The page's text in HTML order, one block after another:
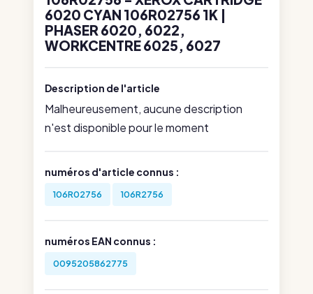
6020 CYAN 106R02756 1K |
PHASER 6020, 6022,
WORKCENTRE 6025, 6027
Description de l'article
Malheureusement, aucune description
n'est disponible pour le moment
numéros d'article connus :
106R02756 106R2756
numéros EAN connus :
0095205862775